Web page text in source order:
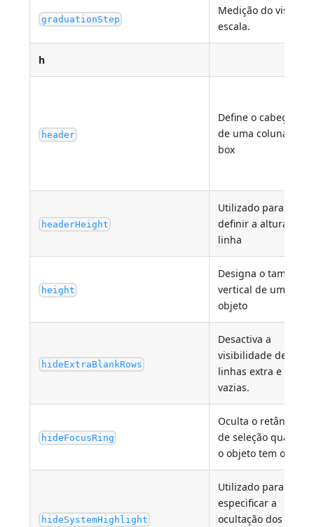
graduationStep
Medição do visor da
escala.
h
header
Define o cabeçalho
de uma coluna list
box
headerHeight
Utilizado para
definir a altura da
linha
height
Designa o tamanho
vertical de um
objeto
hideExtraBlankRows
Desactiva a
visibilidade de
linhas extra e
vazias.
hideFocusRing
Oculta o retângulo
de seleção quando
o objeto tem o foco.
hideSystemHighlight
Utilizado para
especificar a
ocultação dos